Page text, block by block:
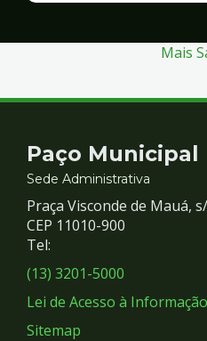
Mais
Contato
e
Redes
Sociais
Paço Municipal
Sede Administrativa
Praça Visconde de Mauá,
CEP 11010-900
Tel:
(13) 3201-5000
Lei de Acesso à Informação
Sitemap